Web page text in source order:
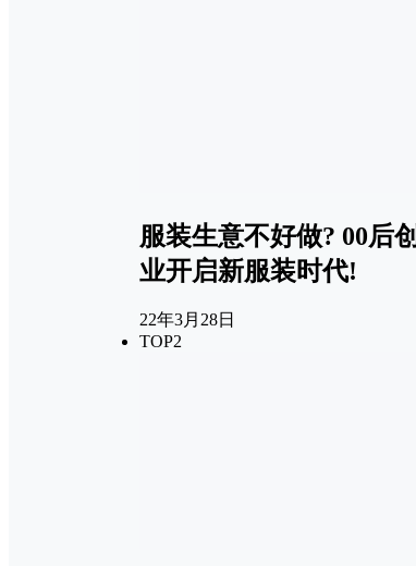
服装生意不好做? 00后创
业开启新服装时代!
22年3月28日
TOP2